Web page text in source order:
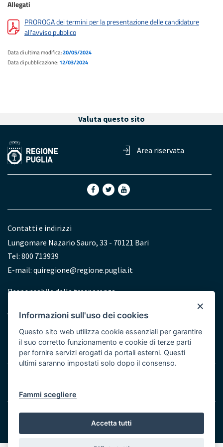
Allegati
PROROGA dei termini per la presentazione delle candidature
all'avviso pubblico
Data di ultima modifica:20/05/2024
Data di pubblicazione:12/03/2024
Valuta questo sito
Area riservata
Contatti e indirizzi
Lungomare Nazario Sauro, 33 - 70121 Bari
Tel: 800 713939
E-mail: quiregione@regione.puglia.it
Redazione
Responsabile della trasparenza
Accessibilità
Menu
© Regione Puglia
×
Informazioni sull'uso dei cookies
Questo sito web utilizza cookie essenziali per garantire
il suo corretto funzionamento e cookie di terze parti
per fornire servizi erogati da portali esterni. Questi
ultimi saranno impostati solo dopo il consenso.
Fammi scegliere
Accetta tutti